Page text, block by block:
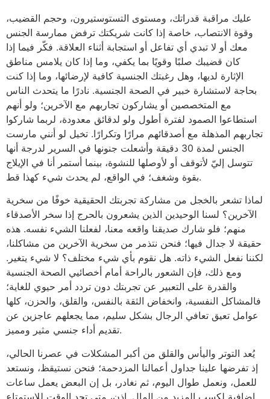
عليك مراقبة قدراتك، ومستوى التستوستيرون، وحجم القضيب،
وقوة الانتصاب، خاصة إذا كانت شريكتك ترفض ممارسة الجنس
معك أو لا تبدي أي تفاعل أو استجابة أثناء العلاقة. فكّر فيما إذا
كان قضيبك صلبًا وقويًا بما يكفي، وما إذا كان يلامس مناطق
الإثارة لديها، وهل رغبتك الجنسية كافية لإرضائها، وما إذا كنت
بحاجة لاستشارة خبير في الصحة الجنسية. نادرًا ما يتحدث الناس
مع المتخصصين أو يشاركون تجاربهم مع الآخرين؛ ولو أنهم
استطاعوا الصمود لفترة أطول ولو لدقائق معدودة، لربما شاركوا
تجاربهم المذهلة مع أصدقائهم مرارًا وتكرارًا. تخيل لو أنني مارست
الجنس لمدة 30 دقيقة وأشعلت جنونها في السرير لدرجة أنها
تتوسل إليّ لأتوقف أو لأوصلها للنشوة، بينما أستمر أنا في الإيلاج
بقوة وشغف؛ في الواقع، لم يحدث شيء كهذا قط.
لماذا تشعر بالخجل من مشاركة تجربتك الحقيقية خوفًا من سخرية
الآخرين؟ لسنا الوحيدين الذين يشعرون بالحرج إذا سخر الأصدقاء
منهم؛ فلو شارك صديقنا واقعه معنا، لفعلنا الشيء نفسه. هذه
حقيقة لا جدال فيها؛ فنحن نتذمر من سخرية الآخرين من مشاكلنا،
لكننا نفعل الشيء ذاته. هل نقوم بأي شيء مختلف؟ لا شيء يتغير.
ومع ذلك، فإن الشعور بالراحة أمام أخصائيي الصحة الجنسية
والقدرة على التعبير عن تجربتك دون تردد أمر حيوي للغاية؛
فالمشاكل النفسية، وانخفاض الثقة بالنفس، والقلق، والحزن، كلها
عوامل تعيق تعافي الرجال بشكل سليم، مما يجعلهم عاجزين عن
تقديم أداء جنسي مثير ومميز.
يُعد التوتر واليأس والقلق من أكبر المشكلات في عصرنا الحالي،
إذ تفرضها علينا جداول أعمالنا المزدحمة؛ فنحن نستيقظ، ونستعد
للعمل، ونعمل طوال اليوم، ثم نغادر، بل إن البعض يعمل ساعات
إضافية لكسب المزيد من المال. إذن، متى تجد الوقت للاستمتاع